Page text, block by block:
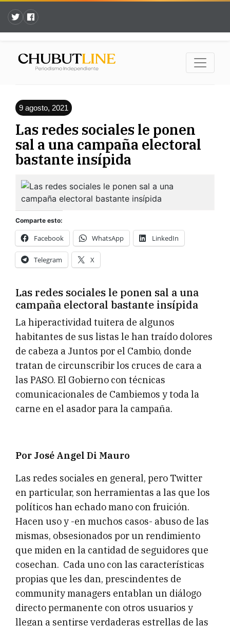
9 agosto, 2021
Las redes sociales le ponen
sal a una campaña electoral
bastante insípida
Comparte esto:
Facebook WhatsApp LinkedIn
Telegram X
Las redes sociales le ponen sal a una
campaña electoral bastante insípida
La hiperactividad tuitera de algunos
habitantes de sus listas le han traído dolores
de cabeza a Juntos por el Cambio, donde
tratan de circunscribir los cruces de cara a
las PASO. El Gobierno con técnicas
comunicacionales de Cambiemos y toda la
carne en el asador para la campaña.
Por José Angel Di Mauro
Las redes sociales en general, pero Twitter
en particular, son herramientas a las que los
políticos han echado mano con fruición.
Hacen uso y -en muchos casos- abuso de las
mismas, obsesionados por un rendimiento
que miden en la cantidad de seguidores que
cosechan. Cada uno con las características
propias que les dan, prescindentes de
community managers entablan un diálogo
directo permanente con otros usuarios y
llegan a sentirse verdaderas estrellas de las